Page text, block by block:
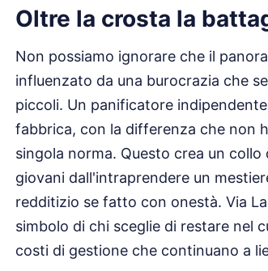
Oltre la crosta la
Non possiamo ignorare che il
influenzato da una burocrazia che
piccoli. Un panificatore
fabbrica, con la differenza che non
singola norma. Questo crea un
giovani dall'intraprendere un
redditizio se fatto con onestà. Via
simbolo di chi sceglie di restare nel
costi di gestione che continuano a